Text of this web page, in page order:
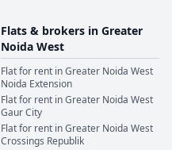
Flats & brokers in Greater
Noida West
Flat for rent inGreater Noida West
Noida Extension
Flat for rent inGreater Noida West
Gaur City
Flat for rent inGreater Noida West
Crossings Republik